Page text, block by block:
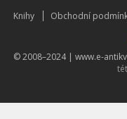
Knihy Obchodní
© 2008–2024 | www.e-